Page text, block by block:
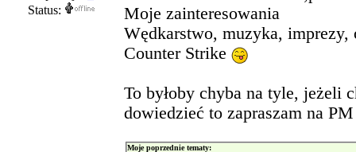
Status:
Moje zainteresowania
Wędkarstwo, muzyka, imprezy,
Counter Strike
To byłoby chyba na tyle, jeżeli
dowiedzieć to zapraszam na
Moje poprzednie tematy: